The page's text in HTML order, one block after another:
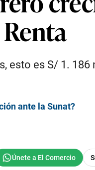
es S/ 1.
ante la Sunat?